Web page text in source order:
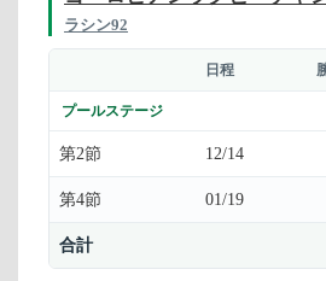
ラシン92
日程
プールステージ
第2節 12/14
第4節 01/19
合計